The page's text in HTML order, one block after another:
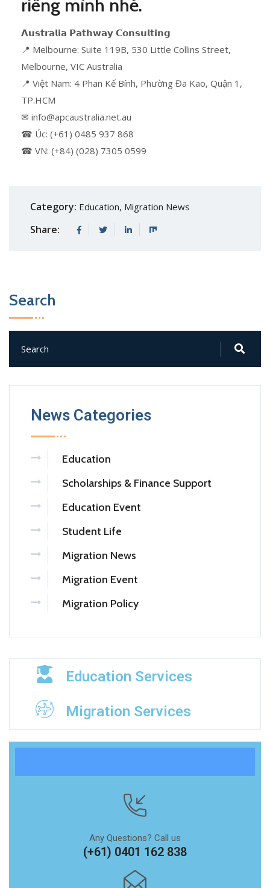
riêng mình nhé.
𝗔𝘂𝘀𝘁𝗿𝗮𝗹𝗶𝗮 𝗣𝗮𝘁𝗵𝘄𝗮𝘆 𝗖𝗼𝗻𝘀𝘂𝗹𝘁𝗶𝗻𝗴
📍 Melbourne: Suite 119B, 530 Little Collins Street,
Melbourne, VIC Australia
📍 Việt Nam: 4 Phan Kế Bính, Phường Đa Kao, Quận 1,
TP.HCM
✉ info@apcaustralia.net.au
☎ Úc: (+61) 0485 937 868
☎ VN: (+84) (028) 7305 0599
Category: Education, Migration News
Share:
Search
News Categories
Education
Scholarships & Finance Support
Education Event
Student Life
Migration News
Migration Event
Migration Policy
Education Services
Migration Services
Any Questions? Call us
(+61) 0401 162 838